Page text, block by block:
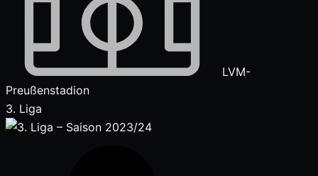
LVM-
Preußenstadion
3. Liga